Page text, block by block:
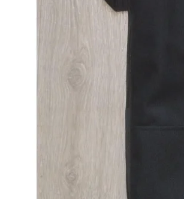
набори шампурів у кейсі